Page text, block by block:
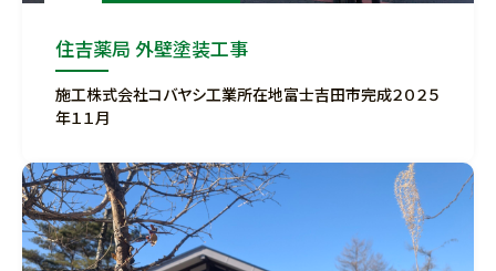
住吉薬局 外壁塗装工事
施工株式会社コバヤシ工業所在地富士吉田市完成２０２５
年１１月